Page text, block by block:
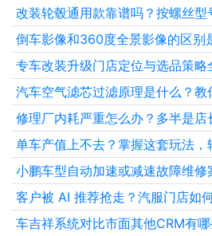
改装轮毂通用款靠谱吗？按螺丝型
倒车影像和360度全景影像的区别
专车改装升级门店定位与选品策略
汽车空气滤芯过滤原理是什么？
修理厂内耗严重怎么办？多半是店
单车产值上不去？掌握这套玩法
小鹏车型自动加速或减速故障维修
客户被 AI 推荐抢走？汽服门店如
车吉祥系统对比市面其他CRM有